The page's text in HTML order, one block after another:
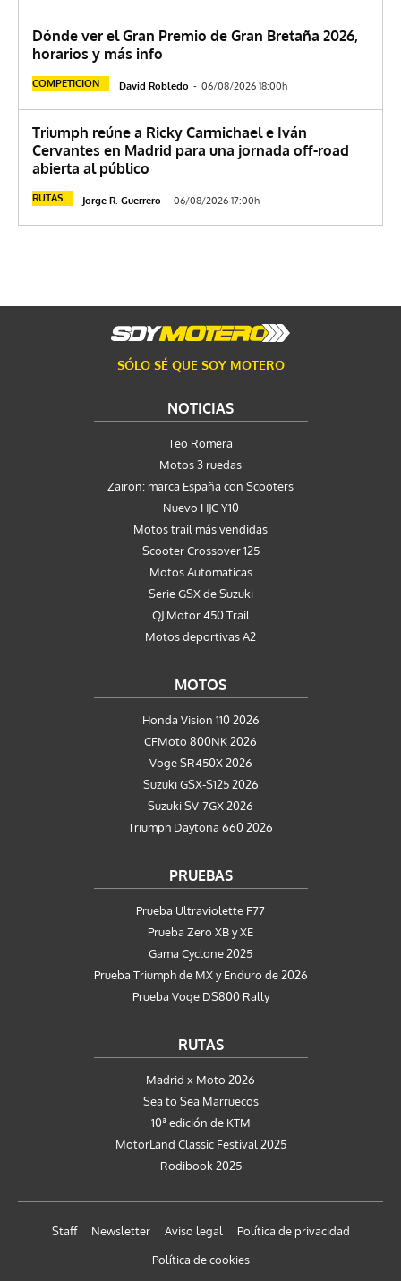
Dónde ver el Gran Premio de Gran Bretaña 2026,
horarios y más info
COMPETICION David Robledo - 06/08/2026 18:00h
Triumph reúne a Ricky Carmichael e Iván
Cervantes en Madrid para una jornada off-road
abierta al público
RUTAS Jorge R. Guerrero - 06/08/2026 17:00h
SÓLO SÉ QUE SOY MOTERO
NOTICIAS
Teo Romera
Motos 3 ruedas
Zairon: marca España con Scooters
Nuevo HJC Y10
Motos trail más vendidas
Scooter Crossover 125
Motos Automaticas
Serie GSX de Suzuki
QJ Motor 450 Trail
Motos deportivas A2
MOTOS
Honda Vision 110 2026
CFMoto 800NK 2026
Voge SR450X 2026
Suzuki GSX-S125 2026
Suzuki SV-7GX 2026
Triumph Daytona 660 2026
PRUEBAS
Prueba Ultraviolette F77
Prueba Zero XB y XE
Gama Cyclone 2025
Prueba Triumph de MX y Enduro de 2026
Prueba Voge DS800 Rally
RUTAS
Madrid x Moto 2026
Sea to Sea Marruecos
10ª edición de KTM
MotorLand Classic Festival 2025
Rodibook 2025
Staff Newsletter Aviso legal
Política de privacidad
Política de cookies